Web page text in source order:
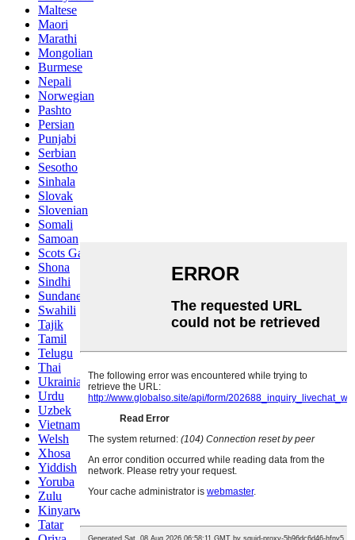
Maltese
Maori
Marathi
Mongolian
Burmese
Nepali
Norwegian
Pashto
Persian
Punjabi
Serbian
Sesotho
Sinhala
Slovak
Slovenian
Somali
Samoan
Scots Gaelic
Shona
Sindhi
Sundanese
Swahili
Tajik
Tamil
Telugu
Thai
Ukrainian
Urdu
Uzbek
Vietnamese
Welsh
Xhosa
Yiddish
Yoruba
Zulu
Kinyarwanda
Tatar